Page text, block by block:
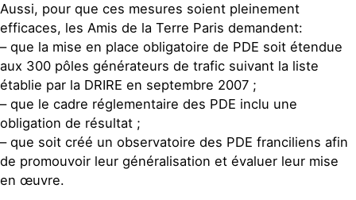
Aussi, pour que ces mesures soient pleinement
efficaces, les Amis de la Terre Paris demandent:
– que la mise en place obligatoire de PDE soit étendue
aux 300 pôles générateurs de trafic suivant la liste
établie par la DRIRE en septembre 2007 ;
– que le cadre réglementaire des PDE inclu une
obligation de résultat ;
– que soit créé un observatoire des PDE franciliens afin
de promouvoir leur généralisation et évaluer leur mise
en œuvre.